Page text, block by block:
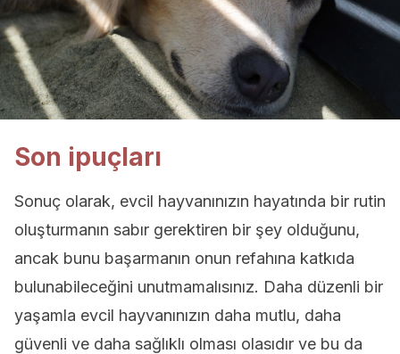
Son ipuçları
Sonuç olarak, evcil hayvanınızın hayatında bir rutin
oluşturmanın sabır gerektiren bir şey olduğunu,
ancak bunu başarmanın onun refahına katkıda
bulunabileceğini unutmamalısınız. Daha düzenli bir
yaşamla evcil hayvanınızın daha mutlu, daha
güvenli ve daha sağlıklı olması olasıdır ve bu da